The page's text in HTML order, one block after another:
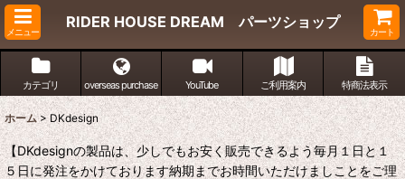
メニュー
RIDER HOUSE DREAM パーツショップ
カート
カテゴリ overseas purchase YouTube ご利用案内 特商法表示
ホーム > DKdesign
【DKdesignの製品は、少しでもお安く販売できるよう毎月１日と１
５日に発注をかけております納期までお時間いただけましことをご理